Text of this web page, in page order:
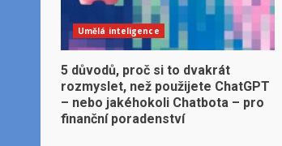
Umělá inteligence
5 důvodů, proč si to dvakrát
rozmyslet, než použijete ChatGPT
– nebo jakéhokoli Chatbota – pro
finanční poradenství